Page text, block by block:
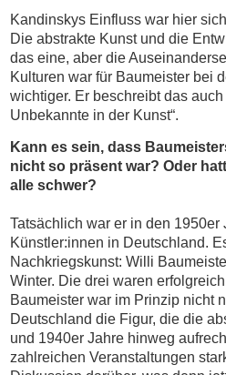
Kandinskys Einfluss war hier
Die abstrakte Kunst und die
das eine, aber die
Kulturen war für Baumeister bei
wichtiger. Er beschreibt das
Unbekannte in der Kunst“.
Kann es sein, dass
nicht so präsent war? Oder
alle schwer?
Tatsächlich war er in den
Künstler:innen in Deutschland.
Nachkriegskunst: Willi
Winter. Die drei waren
Baumeister war im Prinzip nicht
Deutschland die Figur, die die
und 1940er Jahre hinweg
zahlreichen Veranstaltungen